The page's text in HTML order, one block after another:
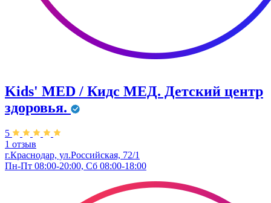
Kids' MED / Кидс МЕД. Детский центр
здоровья.
5
1 отзыв
г.Краснодар, ул.Российская, 72/1
Пн-Пт 08:00-20:00, Сб 08:00-18:00